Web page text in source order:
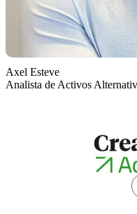
Axel Esteve
Analista de Activos